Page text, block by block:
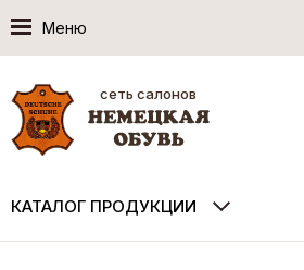
Меню
сеть салонов
КАТАЛОГ ПРОДУКЦИИ